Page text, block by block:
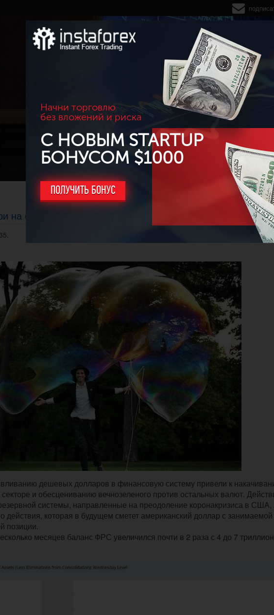
Начни торговлю
без вложений и риска
С НОВЫМ STARTUP
БОНУСОМ $1000
ПОЛУЧИТЬ БОНУС
на фондовом рынке
дешевых долларов в финансовую систему привели к
и обесцениванию вечнозеленого против остальных валют.
системы, направленные на преодоление коронакризиса в США,
действия, которая в будущем сметет американский доллар с
позиции.
месяцев баланс ФРС увеличился почти в 2 раза с 4 до 7